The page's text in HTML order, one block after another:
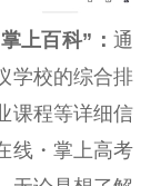
上百科” ：通
学校的综合排
课程等详细信
线・掌上高考